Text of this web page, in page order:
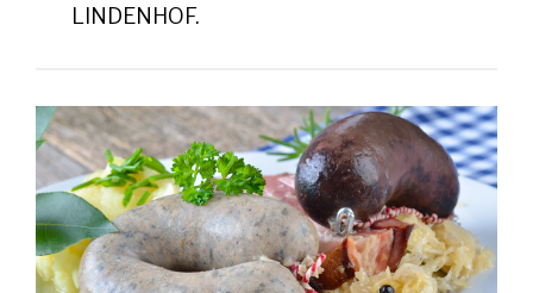
LINDENHOF.